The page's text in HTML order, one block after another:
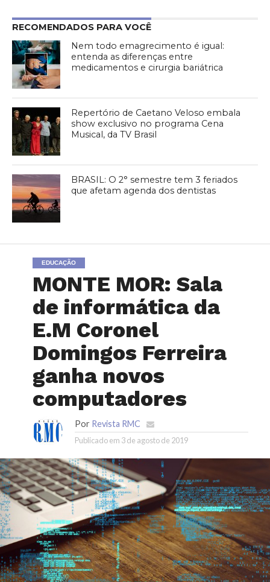
RECOMENDADOS PARA VOCÊ
Nem todo emagrecimento é igual:
entenda as diferenças entre
medicamentos e cirurgia bariátrica
Repertório de Caetano Veloso embala
show exclusivo no programa Cena
Musical, da TV Brasil
BRASIL: O 2° semestre tem 3 feriados
que afetam agenda dos dentistas
EDUCAÇÃO
MONTE MOR: Sala
de informática da
E.M Coronel
Domingos Ferreira
ganha novos
computadores
Por Revista RMC
Publicado em 3 de agosto de 2019